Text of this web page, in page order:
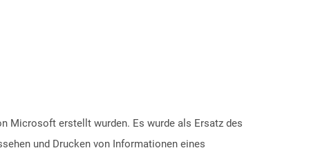
Microsoft erstellt wurden. Es wurde als Ersatz des
und Drucken von Informationen eines